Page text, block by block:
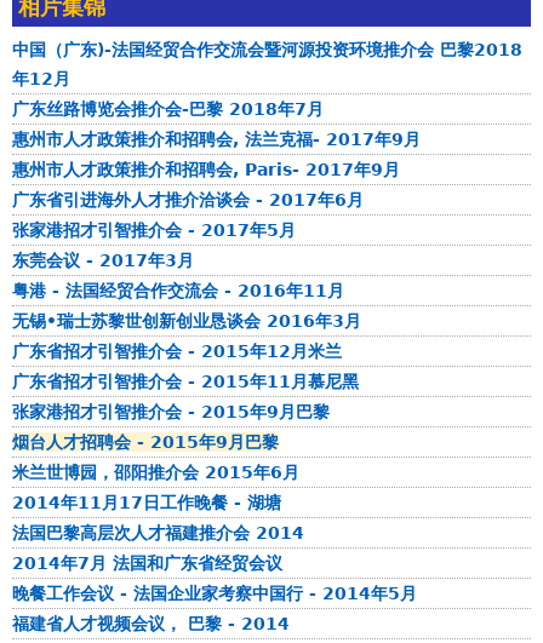
a
m
u
n
i
c
i
p
a
l
i
t
é
d
e
H
e
y
u
a
n
粤
行
庆
专
场
活
动
u
江
苏
省
张
家
港
市
2
0
1
9
年
度
第
四
批
领
军
人
相片集锦
中国（广东)-法国经贸合作交流会暨河源投资环境推介会 巴黎2018
年12月
广东丝路博览会推介会-巴黎 2018年7月
惠州市人才政策推介和招聘会, 法兰克福- 2017年9月
惠州市人才政策推介和招聘会, Paris- 2017年9月
广东省引进海外人才推介洽谈会 - 2017年6月
张家港招才引智推介会 - 2017年5月
东莞会议 - 2017年3月
粤港 - 法国经贸合作交流会 - 2016年11月
无锡•瑞士苏黎世创新创业恳谈会 2016年3月
广东省招才引智推介会 - 2015年12月米兰
广东省招才引智推介会 - 2015年11月慕尼黑
张家港招才引智推介会 - 2015年9月巴黎
烟台人才招聘会 - 2015年9月巴黎
米兰世博园，邵阳推介会 2015年6月
2014年11月17日工作晚餐 - 湖塘
法国巴黎高层次人才福建推介会 2014
2014年7月 法国和广东省经贸会议
晚餐工作会议 - 法国企业家考察中国行 - 2014年5月
福建省人才视频会议， 巴黎 - 2014